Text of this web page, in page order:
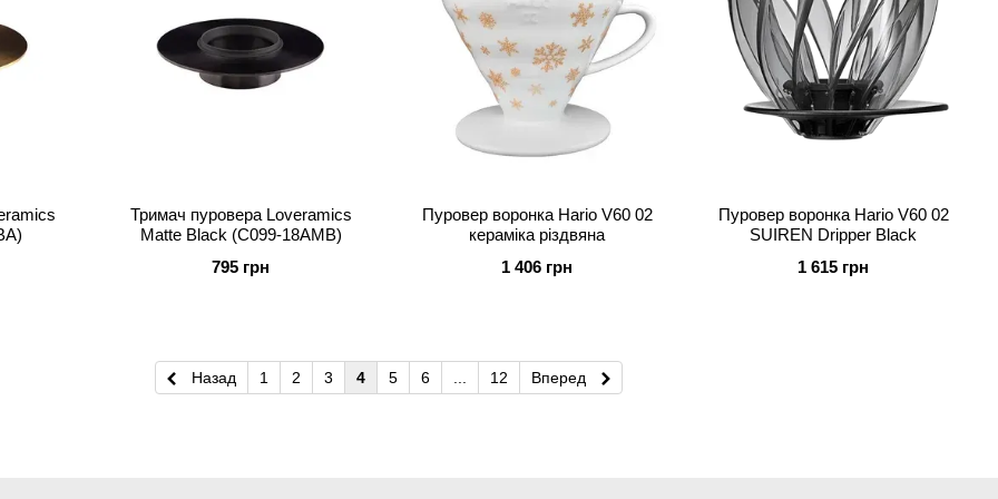
Тримач пуровера Loveramics
Matte Black (C099-18AMB)
795 грн
Пуровер воронка Hario V60 02
кераміка різдвяна
1 406 грн
Пуровер воронка Hario V60 02
SUIREN Dripper Black
1 615 грн
Назад 1 2 3 4 5 6 12 Вперед